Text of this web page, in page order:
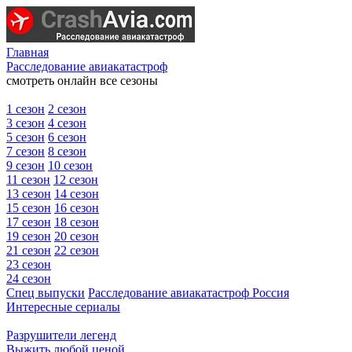
Главная
Расследование авиакатастроф
смотреть онлайн все сезоны
1 сезон 2 сезон
3 сезон 4 сезон
5 сезон 6 сезон
7 сезон 8 сезон
9 сезон 10 сезон
11 сезон 12 сезон
13 сезон 14 сезон
15 сезон 16 сезон
17 сезон 18 сезон
19 сезон 20 сезон
21 сезон 22 сезон
23 сезон
24 сезон
Спец выпуски Расследование авиакатастроф Россия
Интересные сериалы
Разрушители легенд
Выжить любой ценой